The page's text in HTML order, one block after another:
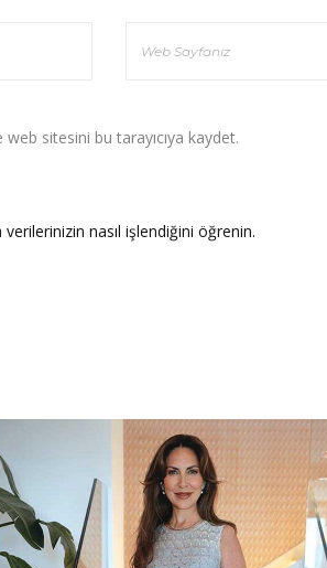
sitesini bu tarayıcıya kaydet.
verilerinizin nasıl işlendiğini öğrenin.